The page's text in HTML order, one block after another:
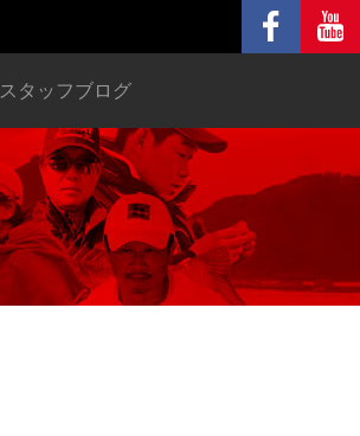
スタッフブログ